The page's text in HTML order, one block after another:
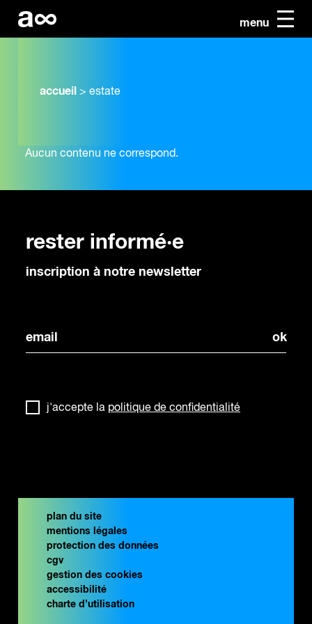
menu
accueil > estate
Aucun contenu ne correspond.
rester informé·e
inscription à notre newsletter
j'accepte la politique de confidentialité
plan du site
mentions légales
protection des données
cgv
gestion des cookies
accessibilité
charte d’utilisation